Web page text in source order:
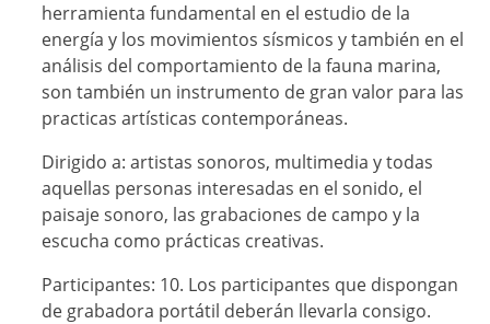
herramienta fundamental en el estudio de la
energía y los movimientos sísmicos y también en el
análisis del comportamiento de la fauna marina,
son también un instrumento de gran valor para las
practicas artísticas contemporáneas.
Dirigido a: artistas sonoros, multimedia y todas
aquellas personas interesadas en el sonido, el
paisaje sonoro, las grabaciones de campo y la
escucha como prácticas creativas.
Participantes: 10. Los participantes que dispongan
de grabadora portátil deberán llevarla consigo.